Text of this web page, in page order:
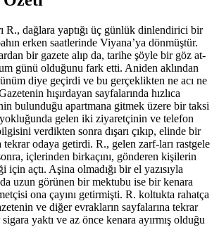
R., dağlara yaptığı üç günlük dinlendirici bir
erken saatlerinde Viyana’ya dönmüştür.
bir gazete alıp da, tarihe şöyle bir göz at-
günü olduğunu fark etti. Aniden aklından
diye geçirdi ve bu gerçeklikten ne acı ne
hışırdayan sayfalarında hızlıca
bulunduğu apartmana gitmek üzere bir taksi
gelen iki ziyaretçinin ve telefon
verdikten sonra dışarı çıkıp, elinde bir
odaya getirdi. R., gelen zarf-ları rastgele
içlerinden birkaçını, gönderen kişilerin
açtı. Aşina olmadığı bir el yazısıyla
uzun görünen bir mektubu ise bir kenara
ona çayını getirmişti. R. koltukta rahatça
ve diğer evrakların sayfalarına tekrar
yaktı ve az önce kenara ayırmış olduğu